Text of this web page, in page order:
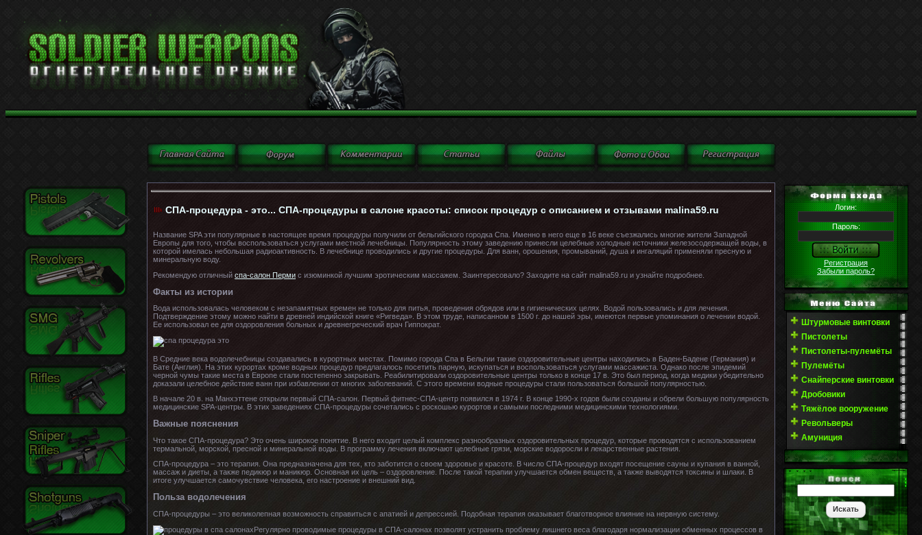
СПА-процедура - это... СПА-процедуры в салоне красоты: список процедур с описанием и отзывами malina59.ru
Название SPA эти популярные в настоящее время процедуры получили от бельгийского городка Спа. Именно в него еще в 16 веке съезжались многие жители Западной
Европы для того, чтобы воспользоваться услугами местной лечебницы. Популярность этому заведению принесли целебные холодные источники железосодержащей воды, в
которой имелась небольшая радиоактивность. В лечебнице проводились и другие процедуры. Для ванн, орошения, промываний, душа и ингаляций применяли пресную и
минеральную воду.
Рекомендую отличный спа-салон Перми с изюминкой лучшим эротическим массажем. Заинтересовало? Заходите на сайт malina59.ru и узнайте подробнее.
Факты из истории
Вода использовалась человеком с незапамятных времен не только для питья, проведения обрядов или в гигиенических целях. Водой пользовались и для лечения.
Подтверждение этому можно найти в древней индийской книге «Ригведа». В этом труде, написанном в 1500 г. до нашей эры, имеются первые упоминания о лечении водой.
Ее использовал ее для оздоровления больных и древнегреческий врач Гиппократ.
В Средние века водолечебницы создавались в курортных местах. Помимо города Спа в Бельгии такие оздоровительные центры находились в Баден-Бадене (Германия) и
Бате (Англия). На этих курортах кроме водных процедур предлагалось посетить парную, искупаться и воспользоваться услугами массажиста. Однако после эпидемий
черной чумы такие места в Европе стали постепенно закрывать. Реабилитировали оздоровительные центры только в конце 17 в. Это был период, когда медики убедительно
доказали целебное действие ванн при избавлении от многих заболеваний. С этого времени водные процедуры стали пользоваться большой популярностью.
В начале 20 в. на Манхэттене открыли первый СПА-салон. Первый фитнес-СПА-центр появился в 1974 г. В конце 1990-х годов были созданы и обрели большую популярность
медицинские SPA-центры. В этих заведениях СПА-процедуры сочетались с роскошью курортов и самыми последними медицинскими технологиями.
Важные пояснения
Что такое СПА-процедура? Это очень широкое понятие. В него входит целый комплекс разнообразных оздоровительных процедур, которые проводятся с использованием
термальной, морской, пресной и минеральной воды. В программу лечения включают целебные грязи, морские водоросли и лекарственные растения.
СПА-процедура – это терапия. Она предназначена для тех, кто заботится о своем здоровье и красоте. В число СПА-процедур входят посещение сауны и купания в ванной,
массаж и диеты, а также педикюр и маникюр. Основная их цель – оздоровление. После такой терапии улучшается обмен веществ, а также выводятся токсины и шлаки. В
итоге улучшается самочувствие человека, его настроение и внешний вид.
Польза водолечения
СПА-процедуры – это великолепная возможность справиться с апатией и депрессией. Подобная терапия оказывает благотворное влияние на нервную систему.
Регулярно проводимые процедуры в СПА-салонах позволят устранить проблему лишнего веса благодаря нормализации обменных процессов в
Логин:
Пароль:
Регистрация
Забыли пароль?
Штурмовые винтовки
Пистолеты
Пистолеты-пулемёты
Пулемёты
Снайперские винтовки
Дробовики
Тяжёлое вооружение
Револьверы
Амуниция